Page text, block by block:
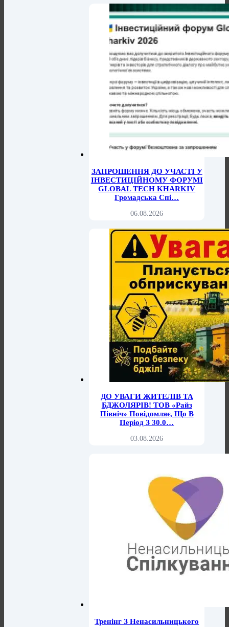
ЗАПРОШЕННЯ ДО УЧАСТІ У
ІНВЕСТИЦІЙНОМУ ФОРУМІ
GLOBAL TECH KHARKIV
Громадська Спі…
06.08.2026
ДО УВАГИ ЖИТЕЛІВ ТА
БДЖОЛЯРІВ! ТОВ «Райз
Північ» Повідомляє, Що В
Період З 30.0…
03.08.2026
Тренінг З Ненасильницького